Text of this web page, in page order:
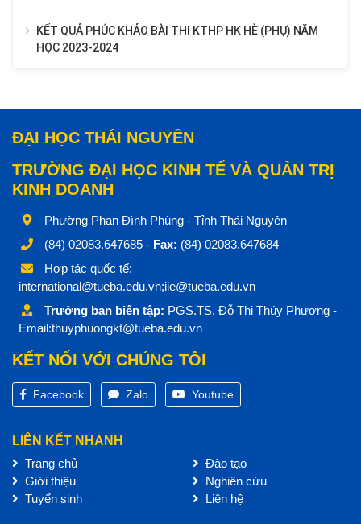
KẾT QUẢ PHÚC KHẢO BÀI THI KTHP HK HÈ (PHỤ) NĂM
HỌC 2023-2024
ĐẠI HỌC THÁI NGUYÊN
TRƯỜNG ĐẠI HỌC KINH TẾ VÀ QUẢN TRỊ
KINH DOANH
Phường Phan Đình Phùng - Tỉnh Thái Nguyên
(84) 02083.647685 - Fax: (84) 02083.647684
Hợp tác quốc tế:
international@tueba.edu.vn;iie@tueba.edu.vn
Trưởng ban biên tập: PGS.TS. Đỗ Thị Thúy Phương -
Email:thuyphuongkt@tueba.edu.vn
KẾT NỐI VỚI CHÚNG TÔI
Facebook Zalo Youtube
LIÊN KẾT NHANH
Trang chủ
Giới thiệu
Tuyển sinh
Đào tạo
Nghiên cứu
Liên hệ